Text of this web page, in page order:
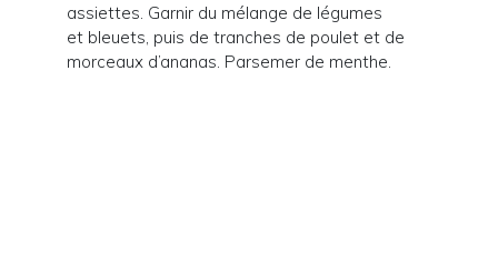
assiettes. Garnir du mélange de légumes
et bleuets, puis de tranches de poulet et de
morceaux d’ananas. Parsemer de menthe.